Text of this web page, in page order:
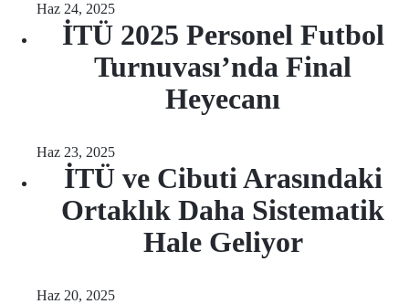
Haz 24, 2025
İTÜ 2025 Personel Futbol
Turnuvası’nda Final
Heyecanı
Haz 23, 2025
İTÜ ve Cibuti Arasındaki
Ortaklık Daha Sistematik
Hale Geliyor
Haz 20, 2025